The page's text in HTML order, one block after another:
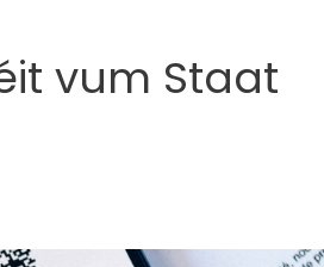
vum Staat